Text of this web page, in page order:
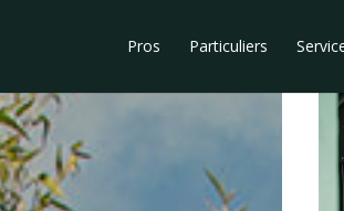
Pros Particuliers